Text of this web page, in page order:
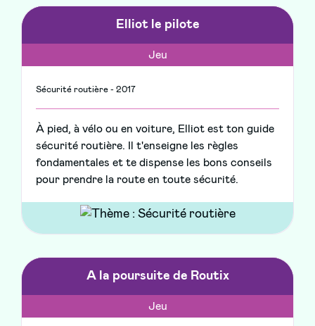
Elliot le pilote
Jeu
Sécurité routière - 2017
À pied, à vélo ou en voiture, Elliot est ton guide
sécurité routière. Il t'enseigne les règles
fondamentales et te dispense les bons conseils
pour prendre la route en toute sécurité.
A la poursuite de Routix
Jeu